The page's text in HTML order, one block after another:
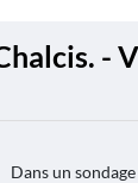
-
Dans un